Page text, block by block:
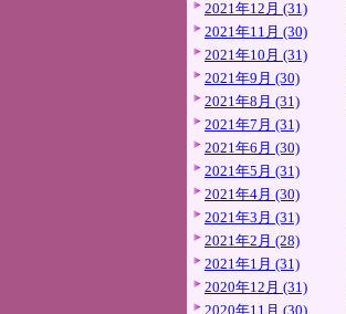
2021年12月 (31)
2021年11月 (30)
2021年10月 (31)
2021年9月 (30)
2021年8月 (31)
2021年7月 (31)
2021年6月 (30)
2021年5月 (31)
2021年4月 (30)
2021年3月 (31)
2021年2月 (28)
2021年1月 (31)
2020年12月 (31)
2020年11月 (30)